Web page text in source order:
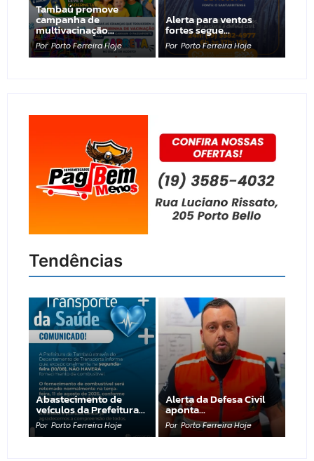
Tambaú promove
campanha de
multivacinação…
Por Porto Ferreira Hoje
Alerta para ventos
fortes segue…
Por Porto Ferreira Hoje
Tendências
Abastecimento de
veículos da Prefeitura…
Por Porto Ferreira Hoje
Alerta da Defesa Civil
aponta…
Por Porto Ferreira Hoje